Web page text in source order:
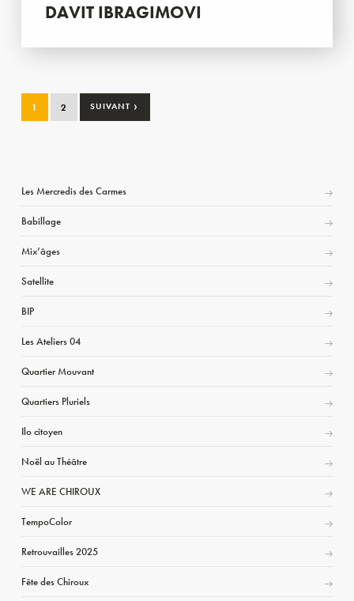
DAVIT IBRAGIMOVI
1 2 SUIVANT ›
Les Mercredis des Carmes
Babillage
Mix’âges
Satellite
BIP
Les Ateliers 04
Quartier Mouvant
Quartiers Pluriels
Ilo citoyen
Noël au Théâtre
WE ARE CHIROUX
TempoColor
Retrouvailles 2025
Fête des Chiroux